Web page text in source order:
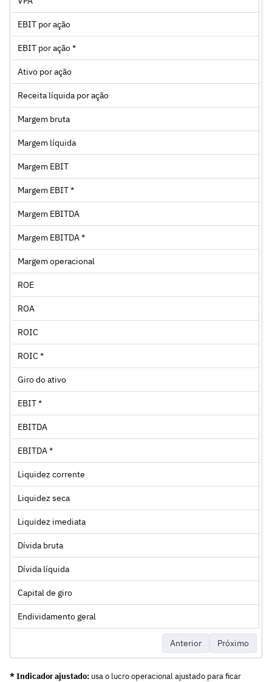
EBIT por ação
EBIT por ação *
Ativo por ação
Receita líquida por ação
Margem bruta
Margem líquida
Margem EBIT
Margem EBIT *
Margem EBITDA
Margem EBITDA *
Margem operacional
ROE
ROA
ROIC
ROIC *
Giro do ativo
EBIT *
EBITDA
EBITDA *
Liquidez corrente
Liquidez seca
Liquidez imediata
Dívida bruta
Dívida líquida
Capital de giro
Endividamento geral
Anterior Próximo
* Indicador ajustado: usa o lucro operacional ajustado para ficar